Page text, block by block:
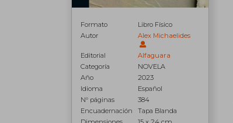
Formato
Libro Físico
Autor
Alex Michaelides
Editorial
Alfaguara
Categoría
NOVELA
Año
2023
Idioma
Español
N° páginas
384
Encuadernación
Tapa Blanda